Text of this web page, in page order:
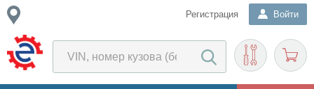
Регистрация Войти